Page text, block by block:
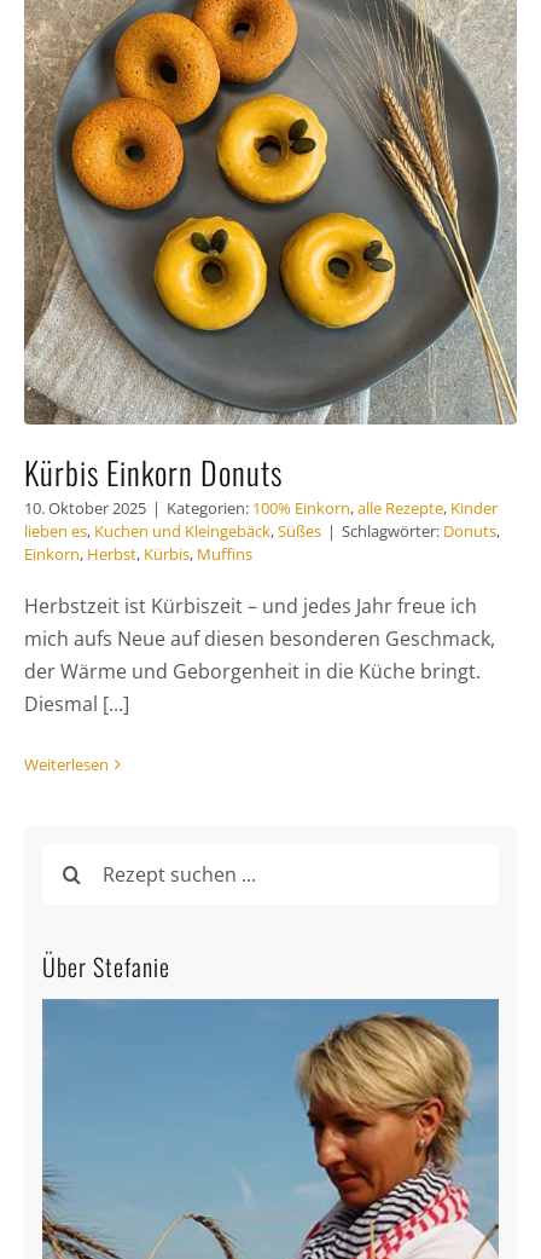
Häufig gestellte Fragen
Kundenstimmen
Kontakt
Kürbis Einkorn Donuts
10. Oktober 2025 | Kategorien: 100% Einkorn,alle Rezepte, Kinder
lieben es, Kuchen und Kleingebäck,Süßes | Schlagwörter: Donuts,
Einkorn, Herbst, Kürbis, Muffins
Herbstzeit ist Kürbiszeit – und jedes Jahr freue ich
mich aufs Neue auf diesen besonderen Geschmack,
der Wärme und Geborgenheit in die Küche bringt.
Diesmal [...]
Weiterlesen
nach:
Über Stefanie